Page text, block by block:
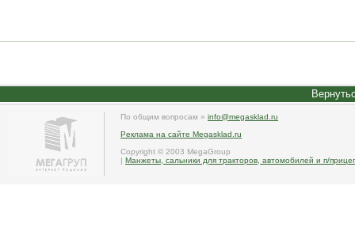
По общим вопросам » info@megasklad.ru
Реклама на сайте Megasklad.ru
Copyright © 2003 MegaGroup
| Манжеты, сальники для тракторов, автомобилей и п/